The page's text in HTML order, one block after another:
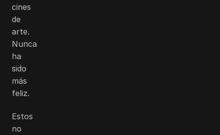
cines
de
arte.
Nunca
ha
sido
más
feliz.
Estos
no